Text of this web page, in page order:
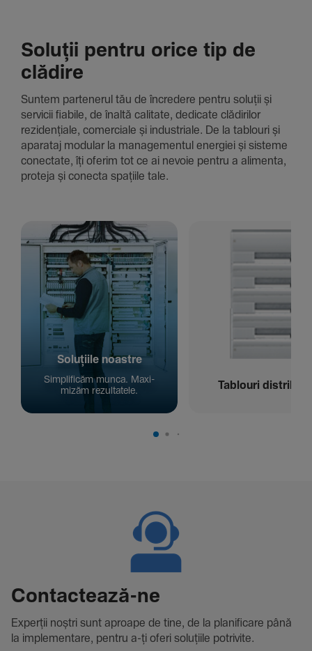
Soluții pentru orice tip de
clădire
Suntem parte­nerul tău de încre­dere pentru soluții și
servicii fiabile, de înaltă cali­tate, dedi­cate clădi­rilor
rezi­den­țiale, comer­ciale și indus­triale. De la tablouri și
aparataj modular la managementul energiei și sisteme
conec­tate, îți oferim tot ce ai nevoie pentru a alimenta,
proteja și conecta spațiile tale.
Solu­țiile noastre
Simpli­ficăm munca. Maxi­
mizăm rezul­ta­tele.
Tablouri
Contac­tează-ne
Experții noștri sunt aproape de tine, de la plani­fi­care până
la imple­men­tare, pentru a-ți oferi solu­țiile potri­vite.